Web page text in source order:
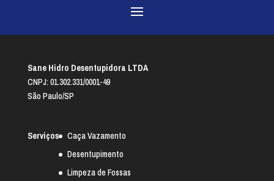
Sane Hidro Desentupidora LTDA
CNPJ: 01.302.331/0001-49
São Paulo/SP
Serviços
Caça Vazamento
Desentupimento
Limpeza de Fossas